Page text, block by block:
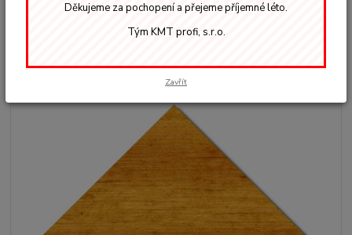
GORI 40 lazura 2 v 1 odstín 7808
Nussbaum 5 L
Děkujeme za pochopení a přejeme příjemné léto.
Tým KMT profi, s.r.o.
Zavřít